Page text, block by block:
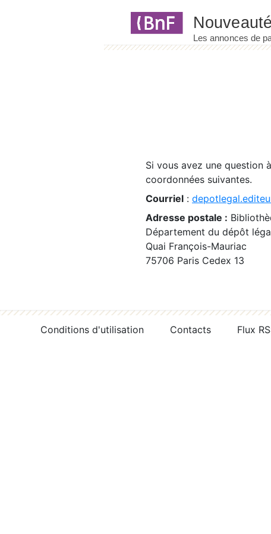
Si vous avez une question
coordonnées suivantes.
Courriel :
Adresse postale :
Département du dépôt
Quai François-Mauriac
75706 Paris Cedex 13
Conditions d'utilisation Contacts Flux